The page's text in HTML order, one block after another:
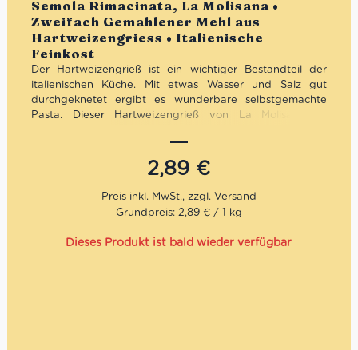
Semola Rimacinata, La Molisana •
Zweifach Gemahlener Mehl aus
Hartweizengriess • Italienische
Feinkost
Der Hartweizengrieß ist ein wichtiger Bestandteil der
italienischen Küche. Mit etwas Wasser und Salz gut
durchgeknetet ergibt es wunderbare selbstgemachte
Pasta. Dieser Hartweizengrieß von La Molisana ist
La Molisana ist nicht nur eine Teigwarenmarke. Es ist die
Geschichte einer Familie in vierter Generation, deren Ziel
es ist, einzigartige und exquisite Produkte herzustellen.
Die Marke wurde vor über einem Jahrhundert gegründet
und ist heute einerder ältesten Nudelhersteller Italiens.
Heutzutage produziert La Molisana nicht weniger
als 40.000 Packungen Pasta pro Tag. Die Qualität der
2,89 €
Grundpreis: 2,89 € / 1 kg
Dieses Produkt ist bald wieder verfügbar